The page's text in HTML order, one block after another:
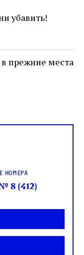
человек,
возмущение
последнее
убавить!
прежние места
номера
8 (412)